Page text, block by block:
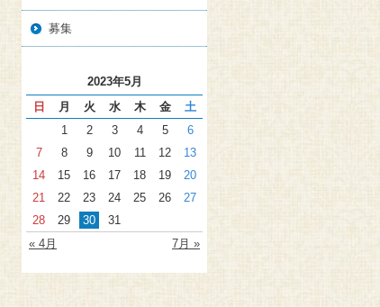
募集
2023年5月
日
月 火 水 木 金 土
« 4月 7月 »
1 2 3 4 5
6
7
8 9 10 11 12
13
14
15 16 17 18 19
20
21
22 23 24 25 26
27
28
29 30 31